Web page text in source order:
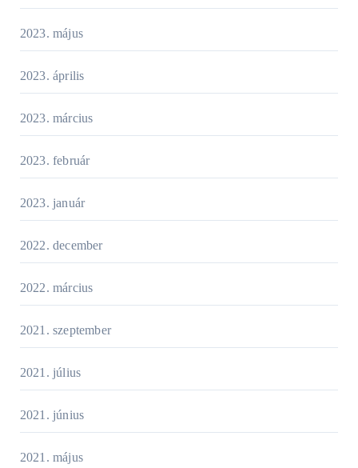
2023. május
2023. április
2023. március
2023. február
2023. január
2022. december
2022. március
2021. szeptember
2021. július
2021. június
2021. május